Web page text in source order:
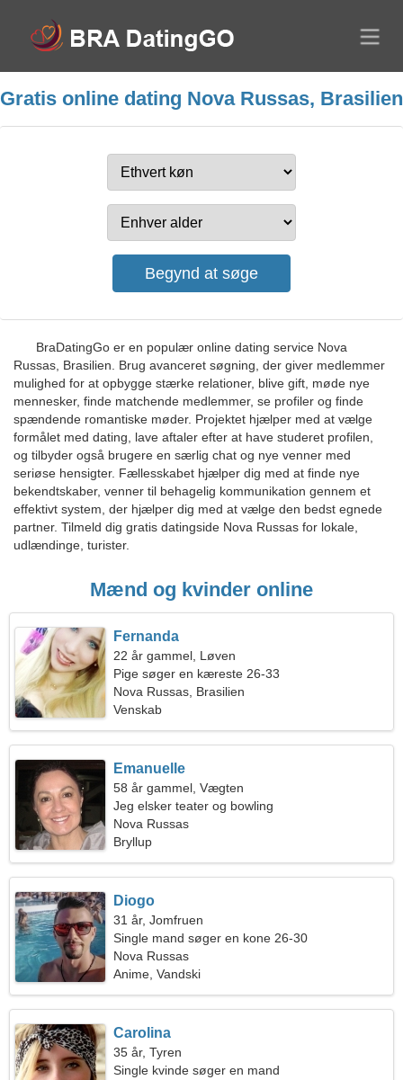
Gratis online dating Nova Russas, Brasilien
BraDatingGo er en populær online dating service Nova
Russas, Brasilien. Brug avanceret søgning, der giver medlemmer
mulighed for at opbygge stærke relationer, blive gift, møde nye
mennesker, finde matchende medlemmer, se profiler og finde
spændende romantiske møder. Projektet hjælper med at vælge
formålet med dating, lave aftaler efter at have studeret profilen,
og tilbyder også brugere en særlig chat og nye venner med
seriøse hensigter. Fællesskabet hjælper dig med at finde nye
bekendtskaber, venner til behagelig kommunikation gennem et
effektivt system, der hjælper dig med at vælge den bedst egnede
partner. Tilmeld dig gratis datingside Nova Russas for lokale,
udlændinge, turister.
Mænd og kvinder online
Fernanda
22 år gammel, Løven
Pige søger en kæreste 26-33
Nova Russas, Brasilien
Venskab
Emanuelle
58 år gammel, Vægten
Jeg elsker teater og bowling
Nova Russas
Bryllup
Diogo
31 år, Jomfruen
Single mand søger en kone 26-30
Nova Russas
Anime, Vandski
Carolina
35 år, Tyren
Single kvinde søger en mand